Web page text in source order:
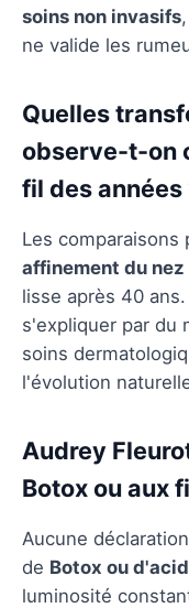
soins non invasifs
ne valide les
Quelles
observe-t-on
fil des années
Les
affinement du nez
lisse après 40
s'expliquer par du
soins
l'évolution
Audrey
Botox ou aux
Aucune
de Botox ou
luminosité